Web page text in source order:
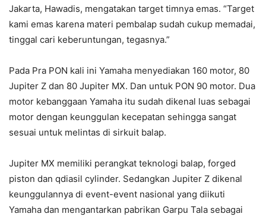
Jakarta, Hawadis, mengatakan target timnya emas. “Target
kami emas karena materi pembalap sudah cukup memadai,
tinggal cari keberuntungan, tegasnya.”
Pada Pra PON kali ini Yamaha menyediakan 160 motor, 80
Jupiter Z dan 80 Jupiter MX. Dan untuk PON 90 motor. Dua
motor kebanggaan Yamaha itu sudah dikenal luas sebagai
motor dengan keunggulan kecepatan sehingga sangat
sesuai untuk melintas di sirkuit balap.
Jupiter MX memiliki perangkat teknologi balap, forged
piston dan qdiasil cylinder. Sedangkan Jupiter Z dikenal
keunggulannya di event-event nasional yang diikuti
Yamaha dan mengantarkan pabrikan Garpu Tala sebagai